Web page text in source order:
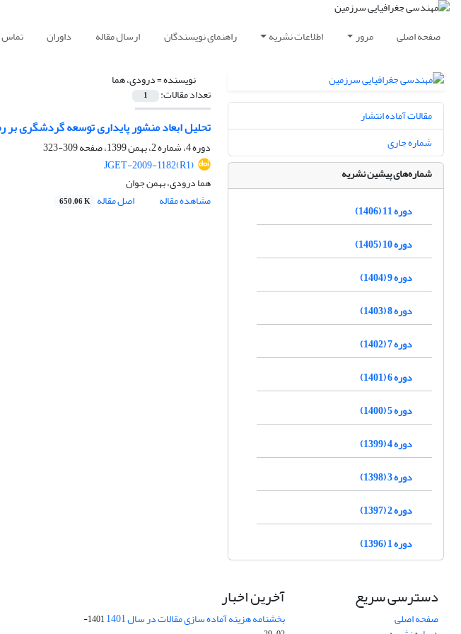
صفحه اصلی مرور اطلاعات نشریه راهنمای نویسندگان ارسال مقاله داوران تماس
نویسنده =درودی، هما
تعداد مقالات: 1
تحلیل ابعاد منشور پایداری توسعه گردشگری بر
دوره 4، شماره 2، بهمن 1399، صفحه
309-323
JGET-2009-1182(R1)
هما درودی، بهمن جوان
مشاهده مقاله
اصل مقاله 650.06 K
مقالات آماده انتشار
شماره جاری
شماره‌های پیشین نشریه
دوره 11 (1406)
دوره 10 (1405)
دوره 9 (1404)
دوره 8 (1403)
دوره 7 (1402)
دوره 6 (1401)
دوره 5 (1400)
دوره 4 (1399)
دوره 3 (1398)
دوره 2 (1397)
دوره 1 (1396)
دسترسی سریع
صفحه اصلی
آخرین اخبار
بخشنامه هزینه آماده سازی مقالات در سال 1401
1401-